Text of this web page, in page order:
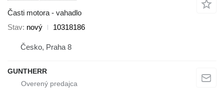
Časti motora - vahadlo
Stav nový 10318186
Česko, Praha 8
GUNTHERR